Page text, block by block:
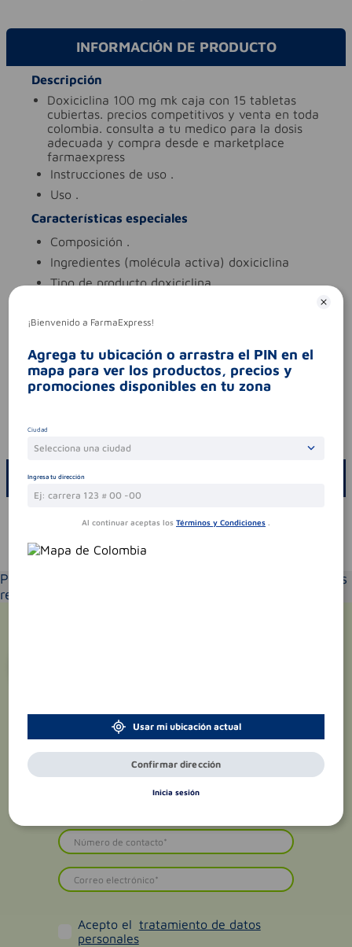
INFORMACIÓN DE PRODUCTO
Descripción
doxiciclina 100 mg mk caja con 15 tabletas
cubiertas. precios competitivos y venta en toda
colombia. consulta a tu medico para la dosis
adecuada y compra desde e marketplace
farmaexpress
instrucciones de uso .
uso .
Características especiales
composición .
ingredientes (molécula activa) doxiciclina
tipo de producto doxiciclina
legales es un medicamento. no exceder su
contraindicaciones. si los síntomas persisten-
consultar al médico.
síntomas .
Te puede interesar
Por favor selecciona tu ubicación y verás los productos
recomendados según la cobertura de entrega
Acepto el tratamiento de datos
personales
¡Bienvenido a FarmaExpress!
Agrega tu ubicación o arrastra el PIN en el
mapa para ver los productos, precios y
promociones disponibles en tu zona
Ciudad
Selecciona una ciudad
Ingresa tu dirección
Al continuar aceptas los Términos y Condiciones .
Usar mi ubicación actual
Confirmar dirección
Inicia sesión